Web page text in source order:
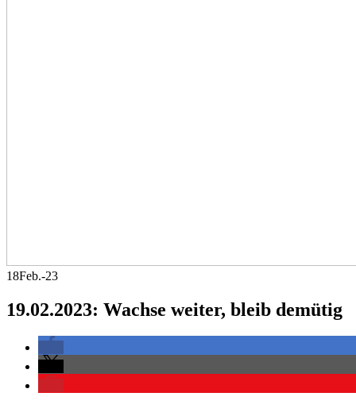
18Feb.-23
19.02.2023: Wachse weiter, bleib demütig